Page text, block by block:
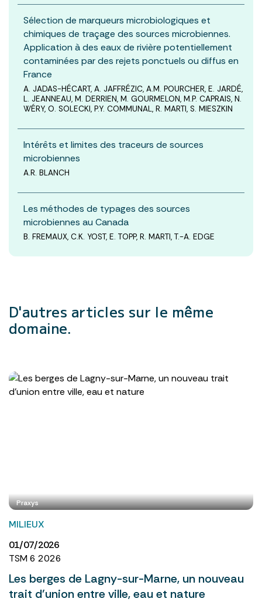
Sélection de marqueurs microbiologiques et
chimiques de traçage des sources microbiennes.
Application à des eaux de rivière potentiellement
contaminées par des rejets ponctuels ou diffus en
France
A. JADAS-HÉCART, A. JAFFRÉZIC, A.M. POURCHER, E. JARDÉ,
L. JEANNEAU, M. DERRIEN, M. GOURMELON, M.P. CAPRAIS, N.
WÉRY, O. SOLECKI, P.Y. COMMUNAL, R. MARTI, S. MIESZKIN
Intérêts et limites des traceurs de sources
microbiennes
A.R. BLANCH
Les méthodes de typages des sources
microbiennes au Canada
B. FREMAUX, C.K. YOST, E. TOPP, R. MARTI, T.-A. EDGE
D'autres articles sur le même
domaine.
Praxys
MILIEUX
01/07/2026
TSM 6 2026
Les berges de Lagny-sur-Marne, un nouveau
trait d’union entre ville, eau et nature